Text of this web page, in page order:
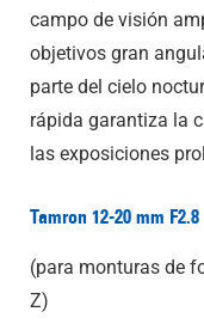
campo de visión
objetivos gran
parte del cielo
rápida garantiza la
las exposiciones
Tamron 12-20 mm F2.8
(para monturas de
Z)